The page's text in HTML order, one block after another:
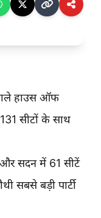
हाउस ऑफ
सीटों के साथ
और सदन में 61 सीटें
सबसे बड़ी पार्टी